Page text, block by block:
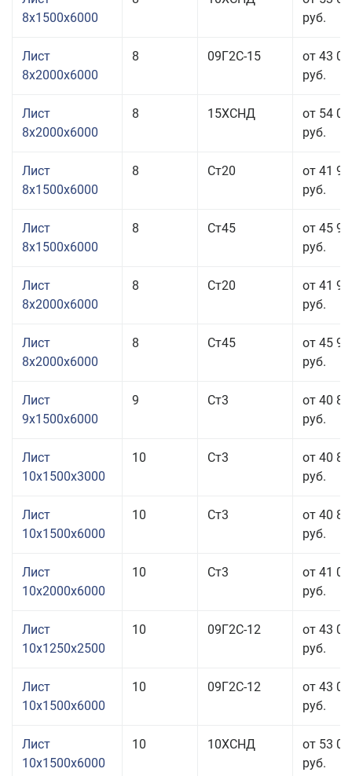
8x1500x6000
руб.
Лист
8x2000x6000
8 09Г2С-15
от 43
руб.
Лист
8x2000x6000
8 15ХСНД
от 54
руб.
Лист
8x1500x6000
8 Ст20
от 41
руб.
Лист
8x1500x6000
8 Ст45
от 45
руб.
Лист
8x2000x6000
8 Ст20
от 41
руб.
Лист
8x2000x6000
8 Ст45
от 45
руб.
Лист
9x1500x6000
9 Ст3
от 40
руб.
Лист
10x1500x3000
10 Ст3
от 40
руб.
Лист
10x1500x6000
10 Ст3
от 40
руб.
Лист
10x2000x6000
10 Ст3
от 41
руб.
Лист
10x1250x2500
10 09Г2С-12
от 43
руб.
Лист
10x1500x6000
10 09Г2С-12
от 43
руб.
Лист
10x1500x6000
10 10ХСНД
от 53
руб.